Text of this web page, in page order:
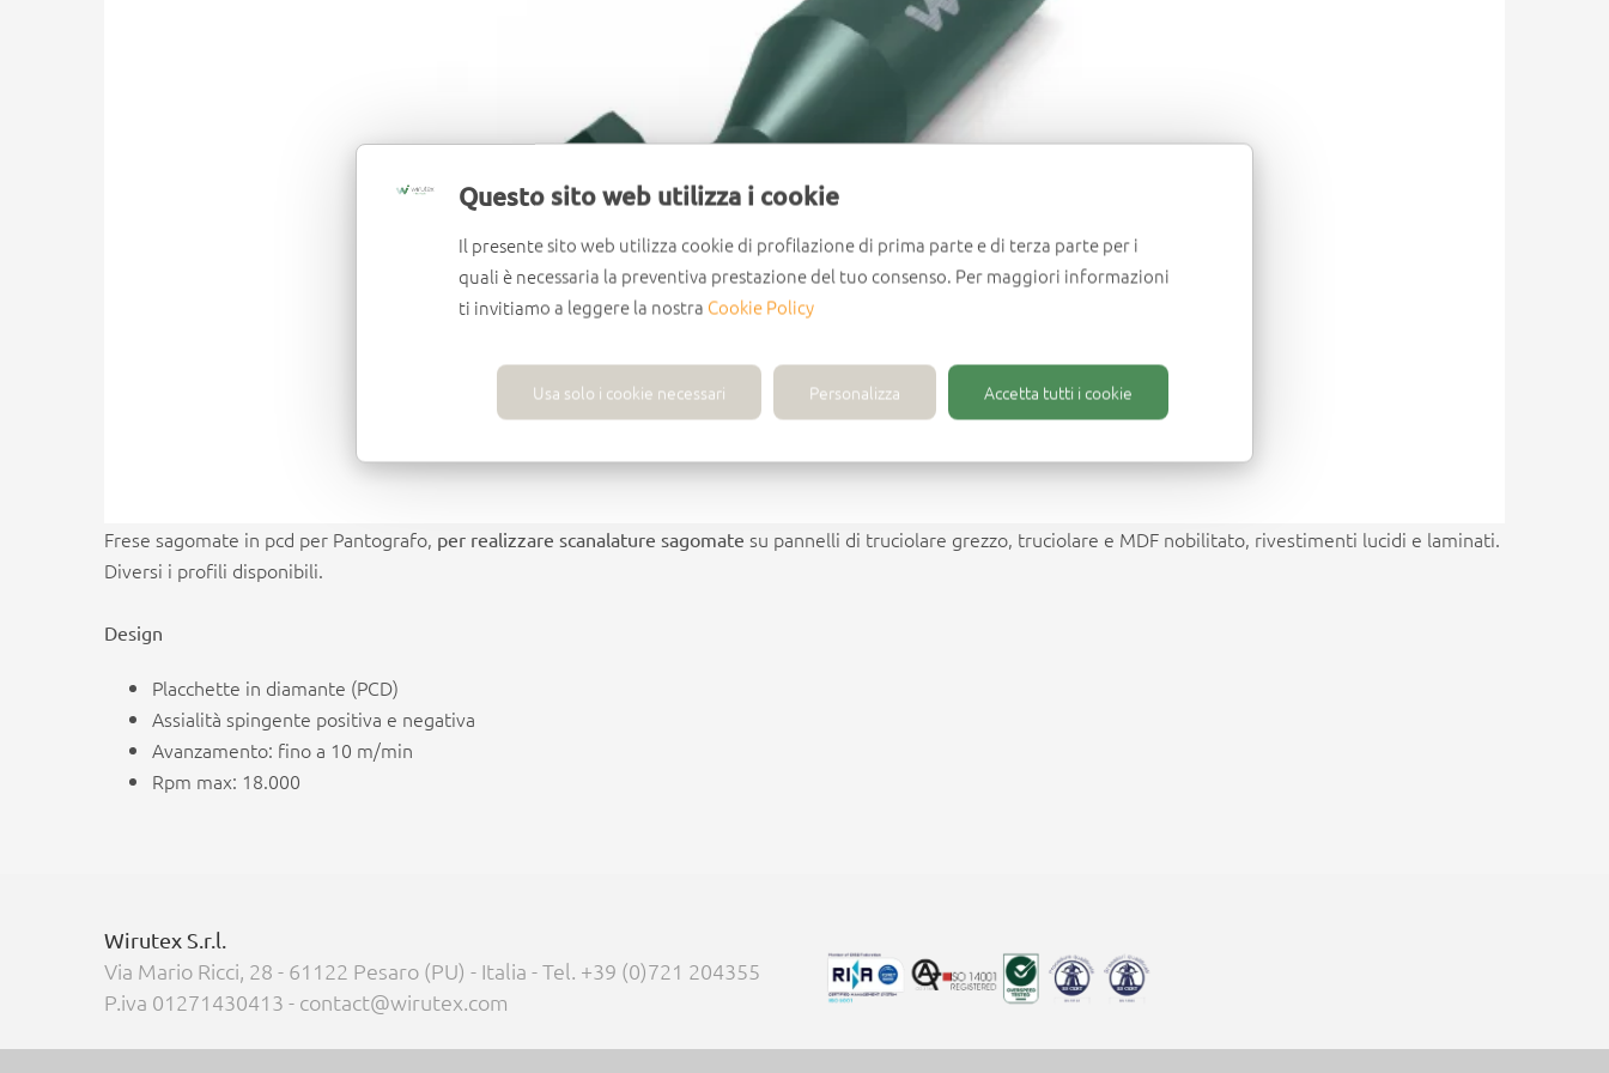
Questo sito web utilizza i cookie
Il presente sito web utilizza cookie di profilazione di prima parte e di terza parte per i
quali è necessaria la preventiva prestazione del tuo consenso. Per maggiori informazioni
ti invitiamo a leggere la nostra Cookie Policy
Usa solo i cookie necessari Personalizza Accetta tutti i cookie
Frese sagomate in pcd per Pantografo, per realizzare scanalature sagomate su pannelli di truciolare grezzo, truciolare e MDF nobilitato, rivestimenti lucidi e laminati.
Diversi i profili disponibili.
Design
Placchette in diamante (PCD)
Assialità spingente positiva e negativa
Avanzamento: fino a 10 m/min
Rpm max: 18.000
Wirutex S.r.l.
Via Mario Ricci, 28 - 61122 Pesaro (PU) - Italia - Tel. +39 (0)721 204355
P.iva 01271430413 - contact@wirutex.com